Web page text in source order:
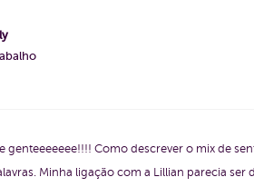
genteeeeeee!!!! Como descrever o mix de
Minha ligação com a Lillian parecia